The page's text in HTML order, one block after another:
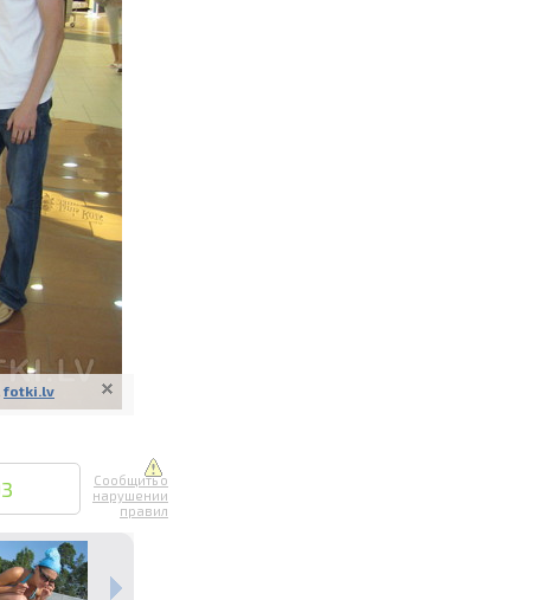
онлайн
фотографий
fotki.lv
Сообщить о
нарушении
правил